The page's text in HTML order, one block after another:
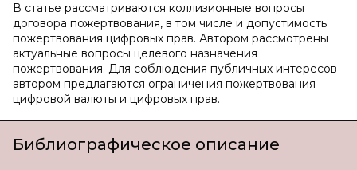
В статье рассматриваются коллизионные вопросы
договора пожертвования, в том числе и допустимость
пожертвования цифровых прав. Автором рассмотрены
актуальные вопросы целевого назначения
пожертвования. Для соблюдения публичных интересов
автором предлагаются ограничения пожертвования
цифровой валюты и цифровых прав.
Библиографическое описание